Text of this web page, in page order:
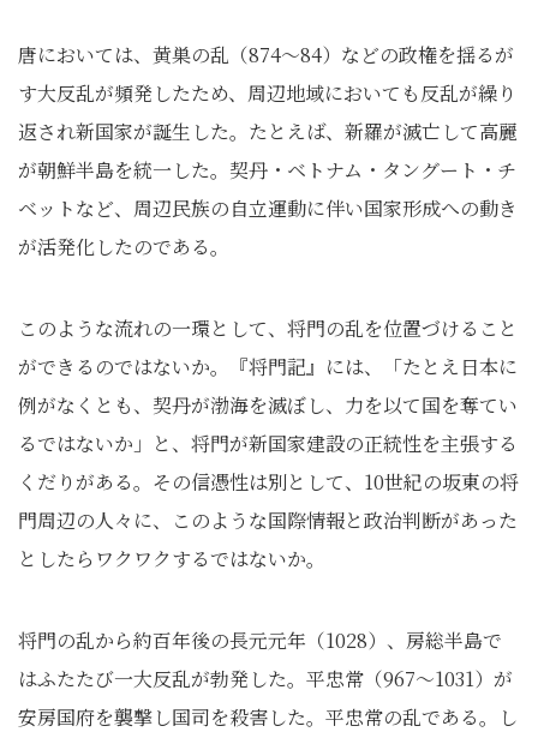
唐においては、黄巣の乱（874～84）などの政権を揺るが
す大反乱が頻発したため、周辺地域においても反乱が繰り
返され新国家が誕生した。たとえば、新羅が滅亡して高麗
が朝鮮半島を統一した。契丹・ベトナム・タングート・チ
ベットなど、周辺民族の自立運動に伴い国家形成への動き
が活発化したのである。
このような流れの一環として、将門の乱を位置づけること
ができるのではないか。『将門記』には、「たとえ日本に
例がなくとも、契丹が渤海を滅ぼし、力を以て国を奪てい
るではないか」と、将門が新国家建設の正統性を主張する
くだりがある。その信憑性は別として、10世紀の坂東の将
門周辺の人々に、このような国際情報と政治判断があった
としたらワクワクするではないか。
将門の乱から約百年後の長元元年（1028）、房総半島で
はふたたび一大反乱が勃発した。平忠常（967～1031）が
安房国府を襲撃し国司を殺害した。平忠常の乱である。し